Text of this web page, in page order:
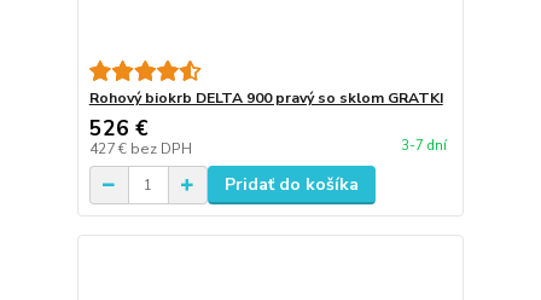
Rohový biokrb DELTA 900 pravý so sklom GRATKI
526 €
427 € bez DPH 3-7 dní
Pridať do košíka